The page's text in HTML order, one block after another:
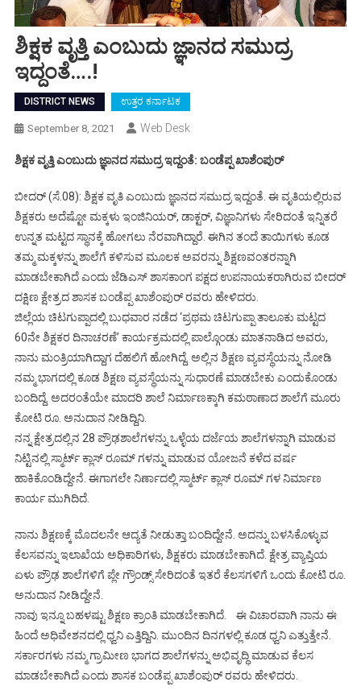
ಶಿಕ್ಷಕ ವೃತ್ತಿ ಎಂಬುದು ಜ್ಞಾನದ ಸಮುದ್ರ
ಇದ್ದಂತೆ….!
DISTRICT NEWS ಉತ್ತರ ಕರ್ನಾಟಕ
September 8, 2021 Web Desk
ಶಿಕ್ಷಕ ವೃತ್ತಿ ಎಂಬುದು ಜ್ಞಾನದ ಸಮುದ್ರ ಇದ್ದಂತೆ: ಬಂಡೆಪ್ಪ ಖಾಶೆಂಪುರ್
ಬೀದರ್ (ಸೆ.08): ಶಿಕ್ಷಕ ವೃತಿ ಎಂಬುದು ಜ್ಞಾನದ ಸಮುದ್ರ ಇದ್ದಂತೆ. ಈ ವೃತಿಯಲ್ಲಿರುವ
ಶಿಕ್ಷಕರು ಅದೆಷ್ಟೋ ಮಕ್ಕಳು ಇಂಜಿನಿಯರ್, ಡಾಕ್ಟರ್, ವಿಜ್ಞಾನಿಗಳು ಸೇರಿದಂತೆ ಇನ್ನಿತರೆ
ಉನ್ನತ ಮಟ್ಟದ ಸ್ಥಾನಕ್ಕೆ ಹೋಗಲು ನೆರವಾಗಿದ್ದಾರೆ. ಈಗಿನ ತಂದೆ ತಾಯಿಗಳು ಕೂಡ
ತಮ್ಮ ಮಕ್ಕಳನ್ನು ಶಾಲೆಗೆ ಕಳಿಸುವ ಮೂಲಕ ಅವರನ್ನು ಶಿಕ್ಷಣವಂತರನ್ನಾಗಿ
ಮಾಡಬೇಕಾಗಿದೆ ಎಂದು ಜೆಡಿಎಸ್ ಶಾಸಕಾಂಗ ಪಕ್ಷದ ಉಪನಾಯಕರಾಗಿರುವ ಬೀದರ್
ದಕ್ಷಿಣ ಕ್ಷೇತ್ರದ ಶಾಸಕ ಬಂಡೆಪ್ಪ ಖಾಶೆಂಪುರ್ ರವರು ಹೇಳಿದರು.
ಜಿಲ್ಲೆಯ ಚಿಟಗುಪ್ಪಾದಲ್ಲಿ ಬುಧವಾರ ನಡೆದ ‘ಪ್ರಥಮ ಚಿಟಗುಪ್ಪಾ ತಾಲೂಕು ಮಟ್ಟದ
60ನೇ ಶಿಕ್ಷಕರ ದಿನಾಚರಣೆ’ ಕಾರ್ಯಕ್ರಮದಲ್ಲಿ ಪಾಲ್ಗೊಂಡು ಮಾತನಾಡಿದ ಅವರು,
ನಾನು ಮಂತ್ರಿಯಾಗಿದ್ದಾಗ ದೆಹಲಿಗೆ ಹೋಗಿದ್ದೆ. ಅಲ್ಲಿನ ಶಿಕ್ಷಣ ವ್ಯವಸ್ಥೆಯನ್ನು ನೋಡಿ
ನಮ್ಮ ಭಾಗದಲ್ಲಿ ಕೂಡ ಶಿಕ್ಷಣ ವ್ಯವಸ್ಥೆಯನ್ನು ಸುಧಾರಣೆ ಮಾಡಬೇಕು ಎಂದುಕೊಂಡು
ಬಂದಿದ್ದೆ. ಅದರಂತೆಯೇ ಮಾದರಿ ಶಾಲೆ ನಿರ್ಮಾಣಕ್ಕಾಗಿ ಕಮಠಾಣಾದ ಶಾಲೆಗೆ ಮೂರು
ಕೋಟಿ ರೂ. ಅನುದಾನ ನೀಡಿದ್ದಿನಿ.
ನನ್ನ ಕ್ಷೇತ್ರದಲ್ಲಿನ 28 ಪ್ರೌಢಶಾಲೆಗಳನ್ನು ಒಳ್ಳೆಯ ದರ್ಜೆಯ ಶಾಲೆಗಳನ್ನಾಗಿ ಮಾಡುವ
ನಿಟ್ಟಿನಲ್ಲಿ ಸ್ಮಾರ್ಟ್ ಕ್ಲಾಸ್ ರೂಮ್ ಗಳನ್ನು ಮಾಡುವ ಯೋಜನೆ ಕಳೆದ ವರ್ಷ
ಹಾಕಿಕೊಂಡಿದ್ದೇನೆ. ಈಗಾಗಲೇ ನಿರ್ಣಾದಲ್ಲಿ ಸ್ಮಾರ್ಟ್ ಕ್ಲಾಸ್ ರೂಮ್ ಗಳ ನಿರ್ಮಾಣ
ಕಾರ್ಯ ಮುಗಿದಿದೆ.
ನಾನು ಶಿಕ್ಷಣಕ್ಕೆ ಮೊದಲನೇ ಆದ್ಯತೆ ನೀಡುತ್ತಾ ಬಂದಿದ್ದೇನೆ. ಅದನ್ನು ಬಳಸಿಕೊಳ್ಳುವ
ಕೆಲಸವನ್ನು ಇಲಾಖೆಯ ಅಧಿಕಾರಿಗಳು, ಶಿಕ್ಷಕರು ಮಾಡಬೇಕಾಗಿದೆ. ಕ್ಷೇತ್ರ ವ್ಯಾಪ್ತಿಯ
ಏಳು ಪ್ರೌಢ ಶಾಲೆಗಳಿಗೆ ಪ್ಲೇ ಗ್ರೌಂಡ್ಸ್ ಸೇರಿದಂತೆ ಇತರೆ ಕೆಲಸಗಳಿಗೆ ಒಂದು ಕೋಟಿ ರೂ.
ಅನುದಾನ ನೀಡಿದ್ದೇನೆ.
ನಾವು ಇನ್ನೂ ಬಹಳಷ್ಟು ಶಿಕ್ಷಣ ಕ್ರಾಂತಿ ಮಾಡಬೇಕಾಗಿದೆ. ಈ ವಿಚಾರವಾಗಿ ನಾನು ಈ
ಹಿಂದೆ ಅಧಿವೇಶನದಲ್ಲಿ ಧ್ವನಿ ಎತ್ತಿದ್ದಿನಿ. ಮುಂದಿನ ದಿನಗಳಲ್ಲಿ ಕೂಡ ಧ್ವನಿ ಎತ್ತುತ್ತೇನೆ.
ಸರ್ಕಾರಗಳು ನಮ್ಮ ಗ್ರಾಮೀಣ ಭಾಗದ ಶಾಲೆಗಳನ್ನು ಅಭಿವೃದ್ಧಿ ಮಾಡುವ ಕೆಲಸ
ಮಾಡಬೇಕಾಗಿದೆ ಎಂದು ಶಾಸಕ ಬಂಡೆಪ್ಪ ಖಾಶೆಂಪುರ್ ರವರು ಹೇಳಿದರು.